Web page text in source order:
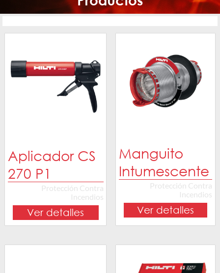
Aplicador CS
270 P1
Protección Contra
Incendios
Ver detalles
Manguito
Intumescente
Protección Contra
Incendios
Ver detalles